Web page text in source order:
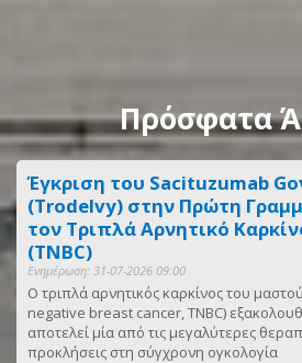
Πρόσφατα
Έγκριση του Sacituzumab
(Trodelvy) στην Πρώτη
τον Τριπλά Αρνητικό
(TNBC)
Ενημέρωση: 31-07-2026 09:00
Ο τριπλά αρνητικός καρκίνος του
negative breast cancer, TNBC)
αποτελεί μία από τις μεγαλύτερες
προκλήσεις στη σύγχρονη ογκολογία